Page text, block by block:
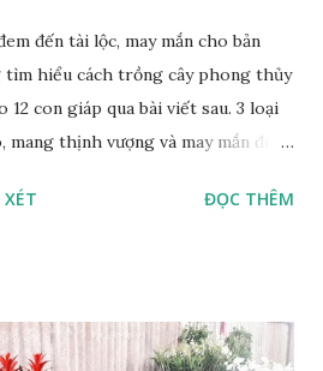
đến tài lộc, may mắn cho bản
tìm hiểu cách trồng cây phong thủy
con giáp qua bài viết sau. 3 loại
mang thịnh vượng và may mắn đến
vào mất mạng như chơi Cây xanh
mắn, thành công cho gia chủ.
ĐỌC THÊM